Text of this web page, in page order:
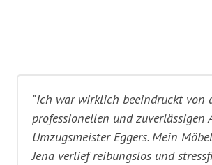
"Ich war wirklich beeindruckt von
professionellen und zuverlässigen
Umzugsmeister Eggers. Mein
Jena verlief reibungslos und